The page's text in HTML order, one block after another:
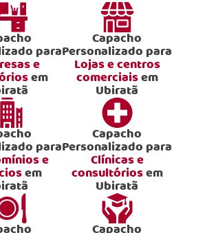
para
e
em
Capacho
Personalizado para
Lojas e centros
comerciaisem
Ubiratã
para
e
em
Capacho
Personalizado para
Clínicas e
consultóriosem
Ubiratã